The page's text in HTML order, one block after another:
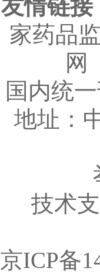
友情链接
家药品
网
国内统
地址：
技术
京ICP备